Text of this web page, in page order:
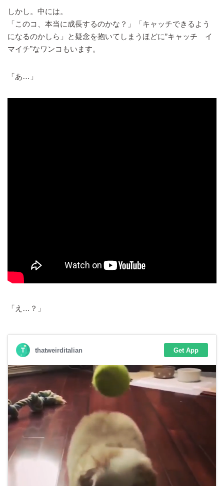
しかし。中には。
「このコ、本当に成長するのかな？」「キャッチできるよう
になるのかしら」と疑念を抱いてしまうほどに”キャッチ イ
マイチ”なワンコもいます。
「あ…」
「え…？」